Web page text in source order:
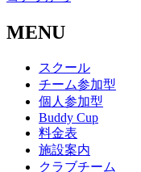
MENU
スクール
チーム参加型
個人参加型
Buddy Cup
料金表
施設案内
クラブチーム